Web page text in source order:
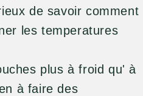
de savoir comment
les temperatures
plus à froid qu' à
à faire des